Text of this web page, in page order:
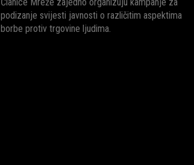
podizanje svijesti javnosti o različitim aspektima
borbe protiv trgovine ljudima.